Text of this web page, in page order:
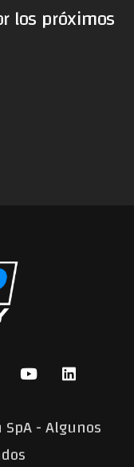
los próximos
- Algunos